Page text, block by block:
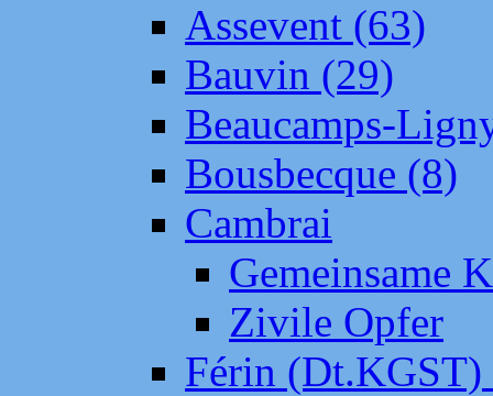
Assevent (63)
Bauvin (29)
Beaucamps-
Bousbecque (8)
Cambrai
Gemeinsame
Zivile Opfer
Férin (Dt.KGST)